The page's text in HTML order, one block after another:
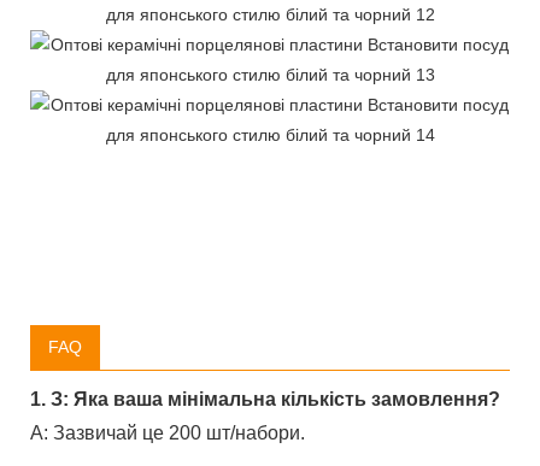
FAQ
1. З: Яка ваша мінімальна кількість замовлення?
A: Зазвичай це 200 шт/набори.